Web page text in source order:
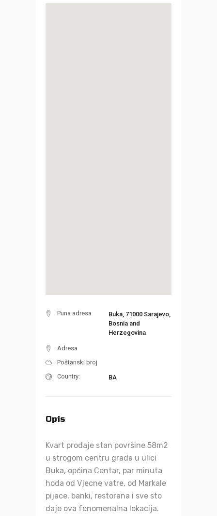
Puna adresa
Buka, 71000 Sarajevo,
Bosnia and
Herzegovina
Adresa
Poštanski broj
Country:
BA
Opis
Kvart prodaje stan površine 58m2
u strogom centru grada u ulici
Buka, općina Centar, par minuta
hoda od Vjecne vatre, od Markale
pijace, banki, restorana i sve sto
daje ova fenomenalna lokacija.